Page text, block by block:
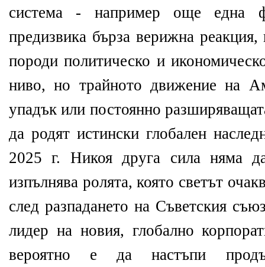
система - например още една
предизвика бърза верижна
породи политическо и
ниво, но трайното движение на
упадък или постоянно
да родят истински глобален
2025 г. Никоя друга сила няма
изпълнява ролята, която светът
след разпадането на Съветския
лидер на новия, глобално
вероятно е да настъпи